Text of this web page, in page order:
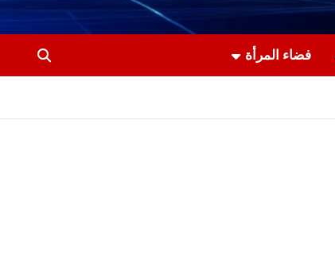
فضاء المرأة